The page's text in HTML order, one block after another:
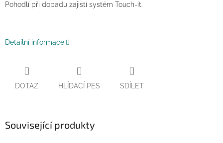
Pohodlí při dopadu zajistí systém Touch-it.
Detailní informace
DOTAZ HLÍDACÍ PES SDÍLET
Související produkty